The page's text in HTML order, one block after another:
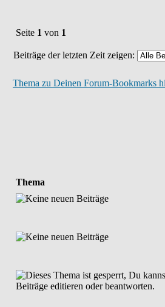
Seite 1 von 1
Beiträge der letzten Zeit zeigen:
Thema zu Deinen Forum-Bookmarks
Thema